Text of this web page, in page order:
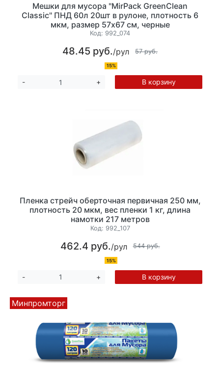
Мешки для мусора "MirPack GreenClean
Classic" ПНД 60л 20шт в рулоне, плотность 6
мкм, размер 57х67 см, черные
Код: 992_074
48.45 руб./рул 57 руб.
15%
- + В корзину
Пленка стрейч оберточная первичная 250 мм,
плотность 20 мкм, вес пленки 1 кг, длина
намотки 217 метров
Код: 992_107
462.4 руб./рул 544 руб.
15%
- + В корзину
Минпромторг